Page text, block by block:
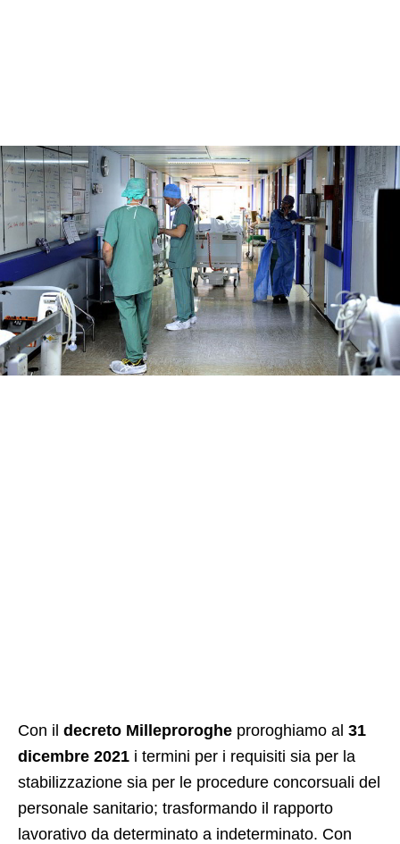
Con il decreto Milleproroghe proroghiamo al 31
dicembre 2021 i termini per i requisiti sia per la
stabilizzazione sia per le procedure concorsuali del
personale sanitario; trasformando il rapporto
lavorativo da determinato a indeterminato. Con